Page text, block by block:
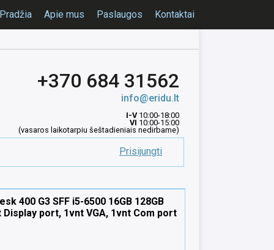
Pradžia Apie mus Paslaugos Kontaktai
+370 684 31562
info@eridu.lt
I-V10:00-18:00
VI 10:00-15:00
(vasaros laikotarpiu šeštadieniais nedirbame)
Prisijungti
400 G3 SFF i5-6500 16GB 128GB
Display port, 1vnt VGA, 1vnt Com port